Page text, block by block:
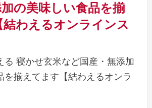
の美味しい食品を揃
わえるオンラインス
る 寝かせ玄米など国産・無添加
を揃えてます【結わえるオンラ